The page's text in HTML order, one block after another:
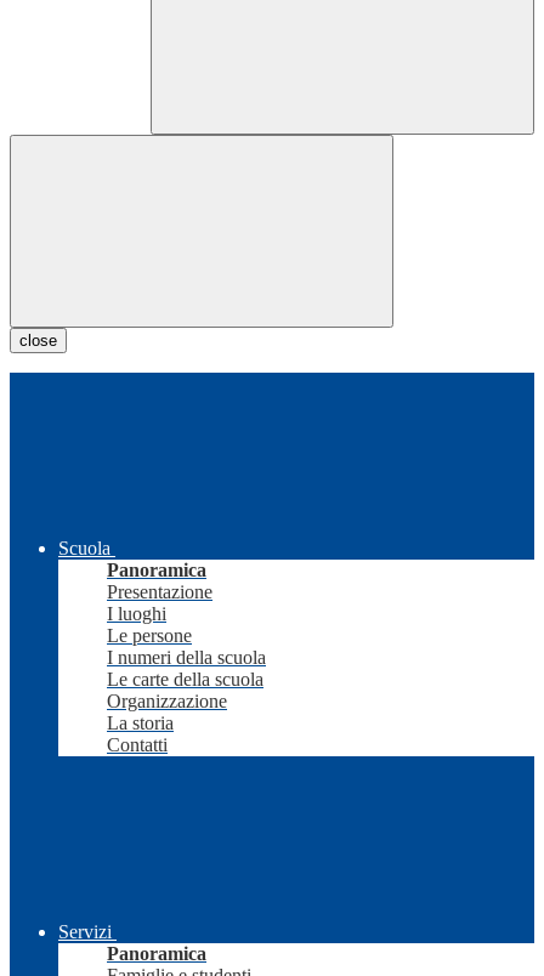
close
Scuola
Panoramica
Presentazione
I luoghi
Le persone
I numeri della scuola
Le carte della scuola
Organizzazione
La storia
Contatti
Servizi
Panoramica